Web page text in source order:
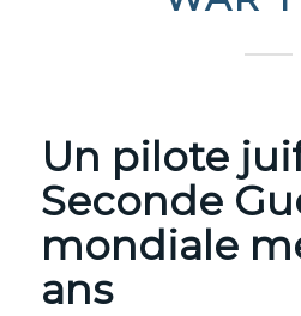
Un pilote
Seconde
mondiale
ans